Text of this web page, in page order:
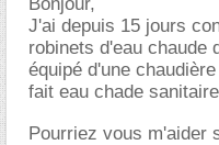
J'ai depuis 15 jours
robinets d'eau chaude
équipé d'une
fait eau chade
Pourriez vous m'aider